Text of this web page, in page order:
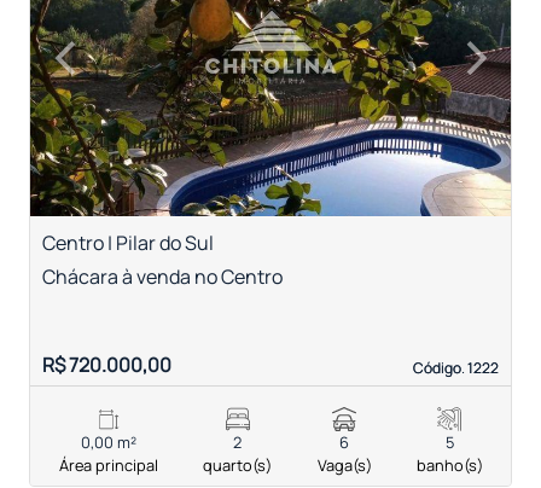
‹Previous ›
Next
Centro | Pilar do Sul
Código. 1222
Código. 1222
Chácara à venda no Centro
R$ 720.000,00
0,00 m²
Área principal
2
quarto(s)
6
Vaga(s)
5
banho(s)